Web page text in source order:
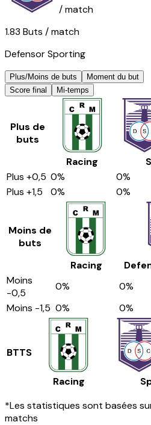
/ match
1.83 Buts / match
Defensor Sporting
Plus/Moins de buts
Moment du but
Score final
Mi-temps
Plus de
buts
Racing
Plus +0,5 0% 0%
Plus +1,5 0% 0%
Moins de
buts
Racing
Moins
-0,5
0% 0%
Moins -1,5 0% 0%
BTTS
Racing
*Les statistiques sont basées
matchs